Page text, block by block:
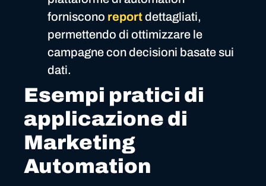
forniscono reportdettagliati,
permettendo di ottimizzare le
campagne con decisioni basate sui
dati.
Esempi pratici di
applicazione di
Marketing
Automation